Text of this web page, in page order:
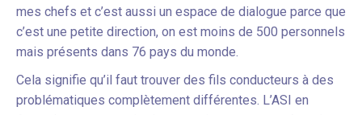
mes chefs et c’est aussi un espace de dialogue parce que
c’est une petite direction, on est moins de 500 personnels
mais présents dans 76 pays du monde.
Cela signifie qu’il faut trouver des fils conducteurs à des
problématiques complètement différentes. L’ASI en